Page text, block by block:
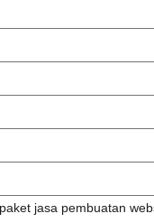
jasa pembuatan